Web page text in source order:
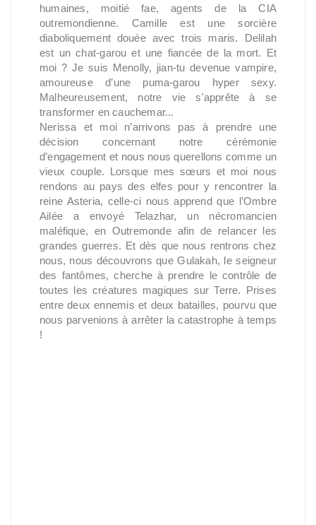
humaines, moitié fae, agents de la CIA
outremondienne. Camille est une sorcière
diaboliquement douée avec trois maris. Delilah
est un chat-garou et une fiancée de la mort. Et
moi ? Je suis Menolly, jian-tu devenue vampire,
amoureuse d’une puma-garou hyper sexy.
Malheureusement, notre vie s'apprête à se
transformer en cauchemar...
Nerissa et moi n’arrivons pas à prendre une
décision concernant notre cérémonie
d’engagement et nous nous querellons comme un
vieux couple. Lorsque mes sœurs et moi nous
rendons au pays des elfes pour y rencontrer la
reine Asteria, celle-ci nous apprend que l’Ombre
Ailée a envoyé Telazhar, un nécromancien
maléfique, en Outremonde afin de relancer les
grandes guerres. Et dès que nous rentrons chez
nous, nous découvrons que Gulakah, le seigneur
des fantômes, cherche à prendre le contrôle de
toutes les créatures magiques sur Terre. Prises
entre deux ennemis et deux batailles, pourvu que
nous parvenions à arrêter la catastrophe à temps
!